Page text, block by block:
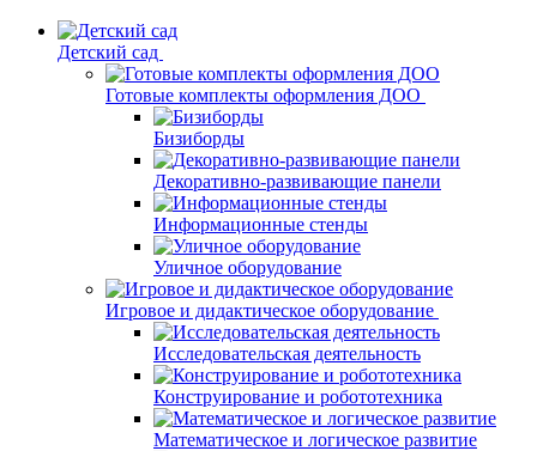
Детский сад
Готовые комплекты оформления ДОО
Бизиборды
Декоративно-развивающие панели
Информационные стенды
Уличное оборудование
Игровое и дидактическое оборудование
Исследовательская деятельность
Конструирование и робототехника
Математическое и логическое развитие